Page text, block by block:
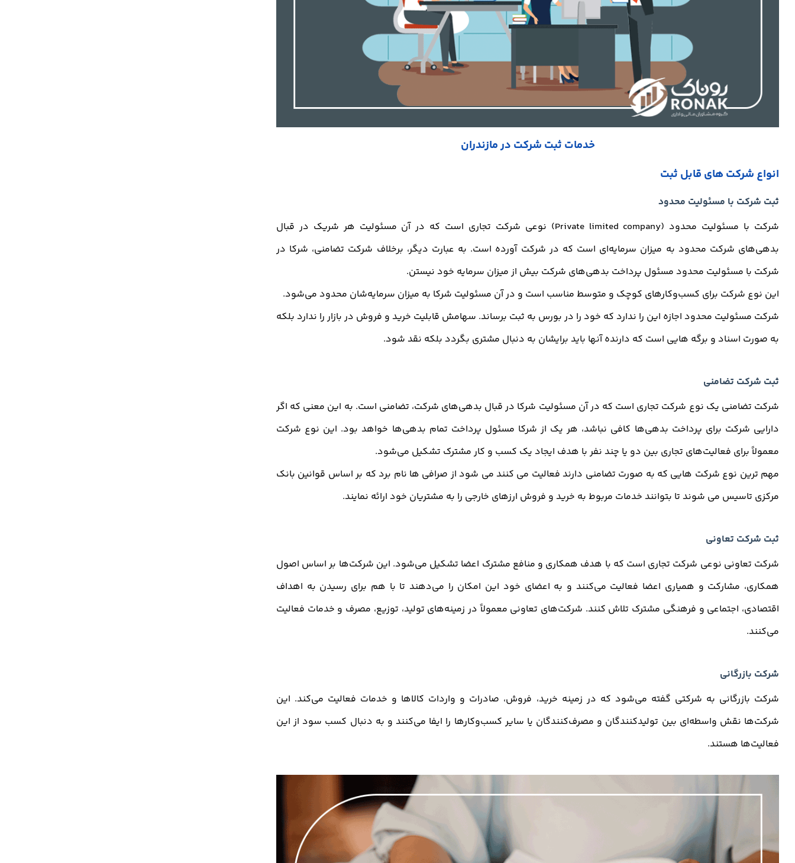
خدمات ثبت شرکت در مازندران
انواع شرکت های قابل ثبت
ثبت شرکت با مسئولیت محدود
شرکت با مسئولیت محدود (Private limited company) نوعی شرکت تجاری است که در آن مسئولیت هر شریک در قبال
بدهی‌های شرکت محدود به میزان سرمایه‌ای است که در شرکت آورده است. به عبارت دیگر، برخلاف شرکت تضامنی، شرکا در
شرکت با مسئولیت محدود مسئول پرداخت بدهی‌های شرکت بیش از میزان سرمایه خود نیستن.
این نوع شرکت برای کسب‌وکارهای کوچک و متوسط مناسب است و در آن مسئولیت شرکا به میزان سرمایه‌شان محدود می‌شود.
شرکت مسئولیت محدود اجازه این را ندارد که خود را در بورس به ثبت برساند. سهامش قابلیت خرید و فروش در بازار را ندارد بلکه
به صورت اسناد و برگه هایی است که دارنده آنها باید برایشان به دنبال مشتری بگردد بلکه نقد شود.
ثبت شرکت تضامنی
شرکت تضامنی یک نوع شرکت تجاری است که در آن مسئولیت شرکا در قبال بدهی‌های شرکت، تضامنی است. به این معنی که اگر
دارایی شرکت برای پرداخت بدهی‌ها کافی نباشد، هر یک از شرکا مسئول پرداخت تمام بدهی‌ها خواهد بود. این نوع شرکت
معمولاً برای فعالیت‌های تجاری بین دو یا چند نفر با هدف ایجاد یک کسب و کار مشترک تشکیل می‌شود.
مهم ترین نوع شرکت هایی که به صورت تضامنی دارند فعالیت می کنند می شود از صرافی ها نام برد که بر اساس قوانین بانک
مرکزی تاسیس می شوند تا بتوانند خدمات مربوط به خرید و فروش ارزهای خارجی را به مشتریان خود ارائه نمایند.
ثبت شرکت تعاونی
شرکت تعاونی نوعی شرکت تجاری است که با هدف همکاری و منافع مشترک اعضا تشکیل می‌شود. این شرکت‌ها بر اساس اصول
همکاری، مشارکت و همیاری اعضا فعالیت می‌کنند و به اعضای خود این امکان را می‌دهند تا با هم برای رسیدن به اهداف
اقتصادی، اجتماعی و فرهنگی مشترک تلاش کنند. شرکت‌های تعاونی معمولاً در زمینه‌های تولید، توزیع، مصرف و خدمات فعالیت
می‌کنند.
شرکت بازرگانی
شرکت بازرگانی به شرکتی گفته می‌شود که در زمینه خرید، فروش، صادرات و واردات کالاها و خدمات فعالیت می‌کند. این
شرکت‌ها نقش واسطه‌ای بین تولیدکنندگان و مصرف‌کنندگان یا سایر کسب‌وکارها را ایفا می‌کنند و به دنبال کسب سود از این
فعالیت‌ها هستند.